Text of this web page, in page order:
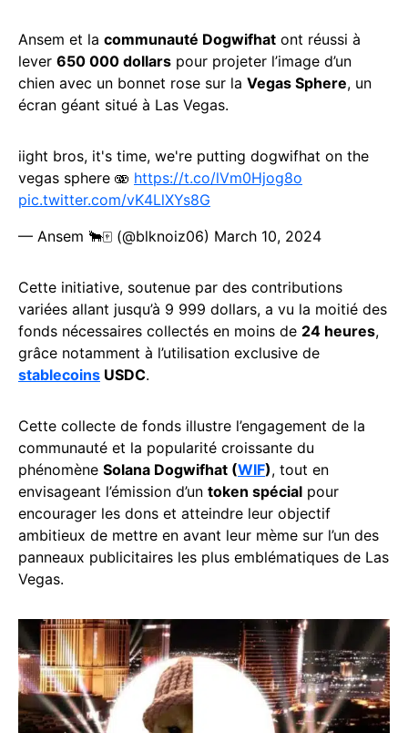
Ansem et la communauté Dogwifhat ont réussi à
lever 650 000 dollars pour projeter l’image d’un
chien avec un bonnet rose sur la Vegas Sphere, un
écran géant situé à Las Vegas.
iight bros, it's time, we're putting dogwifhat on the
vegas sphere 🫨 https://t.co/lVm0Hjog8o
pic.twitter.com/vK4LlXYs8G
— Ansem 🐂🀄️ (@blknoiz06) March 10, 2024
Cette initiative, soutenue par des contributions
variées allant jusqu’à 9 999 dollars, a vu la moitié des
fonds nécessaires collectés en moins de 24 heures,
grâce notamment à l’utilisation exclusive de
stablecoins USDC.
Cette collecte de fonds illustre l’engagement de la
communauté et la popularité croissante du
phénomène Solana Dogwifhat (WIF), tout en
envisageant l’émission d’un token spécial pour
encourager les dons et atteindre leur objectif
ambitieux de mettre en avant leur mème sur l’un des
panneaux publicitaires les plus emblématiques de Las
Vegas.